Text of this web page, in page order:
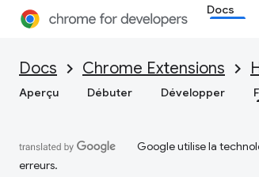
Docs
Docs Chrome Extensions
Aperçu Débuter Développer
Google utilise la
erreurs.